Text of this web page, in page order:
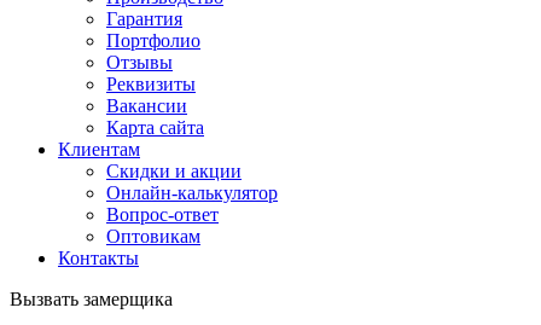
Гарантия
Портфолио
Отзывы
Реквизиты
Вакансии
Карта сайта
Клиентам
Скидки и акции
Онлайн-калькулятор
Вопрос-ответ
Оптовикам
Контакты
Вызвать замерщика